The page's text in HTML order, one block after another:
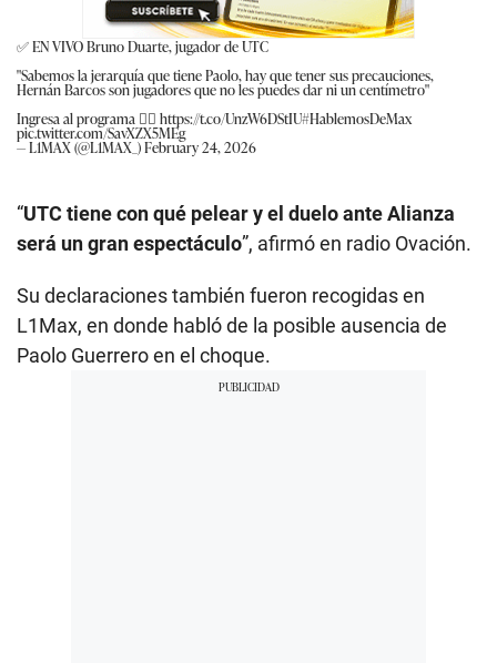
✅ EN VIVO Bruno Duarte, jugador de UTC
"Sabemos la jerarquía que tiene Paolo, hay que tener sus precauciones,
Hernán Barcos son jugadores que no les puedes dar ni un centímetro"
Ingresa al programa 👉🏽 https://t.co/UnzW6DStIU#HablemosDeMax
pic.twitter.com/SavXZX5MEg
— L1MAX (@L1MAX_)February 24, 2026
“UTC tiene con qué pelear y el duelo ante Alianza
será un gran espectáculo”, afirmó en radio Ovación.
Su declaraciones también fueron recogidas en
L1Max, en donde habló de la posible ausencia de
Paolo Guerrero en el choque.